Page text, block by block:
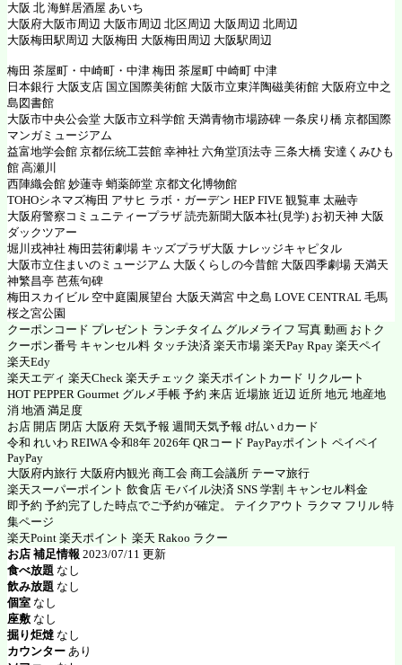
大阪 北 海鮮居酒屋 あいち
大阪府大阪市周辺 大阪市周辺 北区周辺 大阪周辺 北周辺
大阪梅田駅周辺 大阪梅田 大阪梅田周辺 大阪駅周辺
梅田 茶屋町・中崎町・中津 梅田 茶屋町 中崎町 中津
日本銀行 大阪支店 国立国際美術館 大阪市立東洋陶磁美術館 大阪府立中之
島図書館
大阪市中央公会堂 大阪市立科学館 天満青物市場跡碑 一条戻り橋 京都国際
マンガミュージアム
益富地学会館 京都伝統工芸館 幸神社 六角堂頂法寺 三条大橋 安達くみひも
館 高瀬川
西陣織会館 妙蓮寺 蛸薬師堂 京都文化博物館
TOHOシネマズ梅田 アサヒ ラボ・ガーデン HEP FIVE 観覧車 太融寺
大阪府警察コミュニティープラザ 読売新聞大阪本社(見学) お初天神 大阪
ダックツアー
堀川戎神社 梅田芸術劇場 キッズプラザ大阪 ナレッジキャピタル
大阪市立住まいのミュージアム 大阪くらしの今昔館 大阪四季劇場 天満天
神繁昌亭 芭蕉句碑
梅田スカイビル 空中庭園展望台 大阪天満宮 中之島 LOVE CENTRAL 毛馬
桜之宮公園
クーポンコード プレゼント ランチタイム グルメライフ 写真 動画 おトク
クーポン番号 キャンセル料 タッチ決済 楽天市場 楽天Pay Rpay 楽天ペイ
楽天Edy
楽天エディ 楽天Check 楽天チェック 楽天ポイントカード リクルート
HOT PEPPER Gourmet グルメ手帳 予約 来店 近場旅 近辺 近所 地元 地産地
消 地酒 満足度
お店 開店 閉店 大阪府 天気予報 週間天気予報 d払い dカード
令和 れいわ REIWA 令和8年 2026年 QRコード PayPayポイント ペイペイ
PayPay
大阪府内旅行 大阪府内観光 商工会 商工会議所 テーマ旅行
楽天スーパーポイント 飲食店 モバイル決済 SNS 学割 キャンセル料金
即予約 予約完了した時点でご予約が確定。 テイクアウト ラクマ フリル 特
集ページ
楽天Point 楽天ポイント 楽天 Rakoo ラクー
お店 補足情報 2023/07/11 更新
食べ放題 なし
飲み放題 なし
個室 なし
座敷 なし
掘り炬燵 なし
カウンター あり